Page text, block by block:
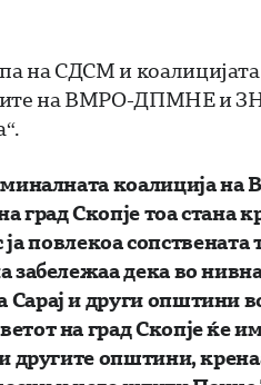
на СДСМ и коалицијата
на ВМРО-ДПМНЕ и
коалиција
Скопје тоа стана
сопствената
забележаа дека во
и други општини
на град Скопје ќе
другите општини,